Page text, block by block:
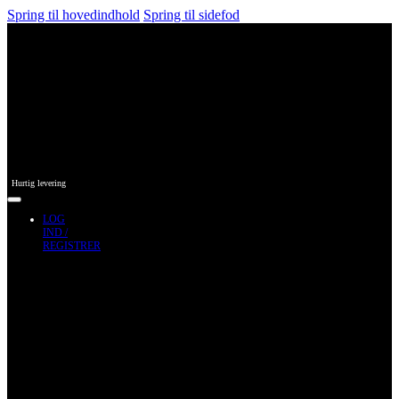
Spring til hovedindhold Spring til sidefod
Hurtig levering
LOG
IND /
REGISTRER